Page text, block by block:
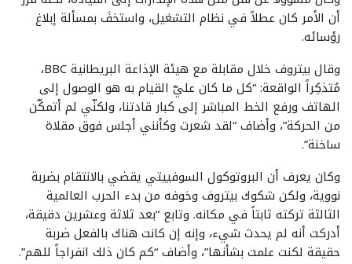
أن الأمر كان عطلاً في نظام التشغيل، واستخفَ بمسألة إبلاغ
رؤسائه.
وقال بيتروف خلال مقابلة مع هيئة الإذاعة البريطانية BBC،
مُتذكِراً الواقعة: “كل ما كان عليّ القيام به هو الوصول إلى
الهاتف ورفع الخط المباشر إلى كبار قادتنا، ولكنّي لم أتمكّن
من الحركة”، وأضاف “لقد شعرت وكأنني أجلس فوق مقلاة
ساخنة”.
وكان يعرف أن البروتوكول السوفييتي يقضي بالانتقام بضربة
نووية، ولكن شكوك بيتروف وخوفه من بدء الحرب العالمية
الثالثة تركته ثابتاً في مكانه. وتابع “بعد ثلاثة وعشرين دقيقة،
أدركت أنه لم يحدث شيء، وإنه إن كانت هناك بالفعل ضربة
حقيقة لكنت علمت بشأنها”، وأضاف “كم كان ذلك انفراجاً للهم”.